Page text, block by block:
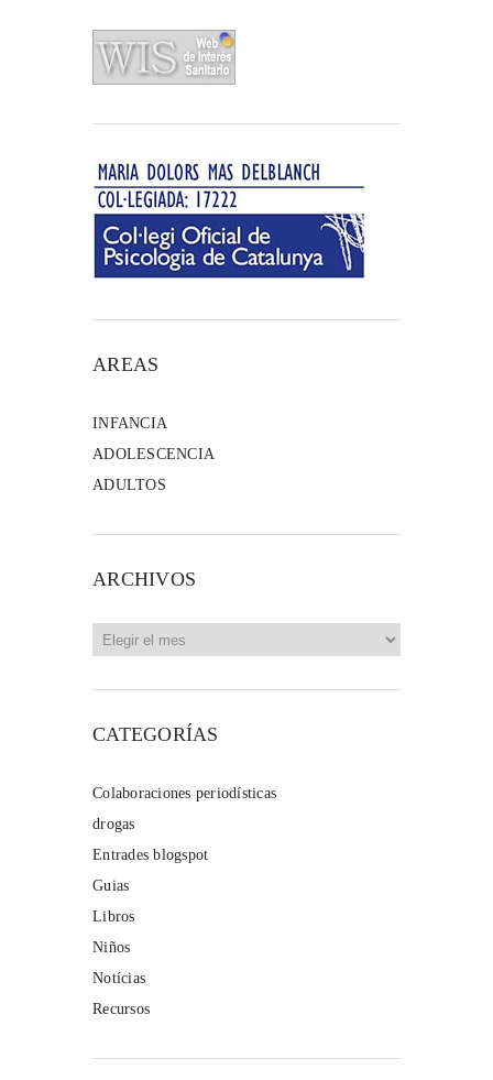
AREAS
INFANCIA
ADOLESCENCIA
ADULTOS
ARCHIVOS
CATEGORÍAS
Colaboraciones periodísticas
drogas
Entrades blogspot
Guias
Libros
Niños
Notícias
Recursos